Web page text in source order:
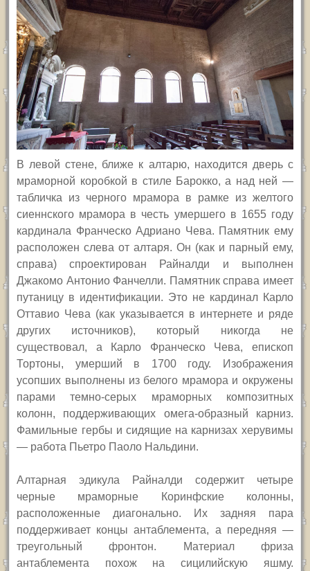
В левой стене, ближе к алтарю, находится дверь с
мраморной коробкой в стиле Барокко, а над ней —
табличка из черного мрамора в рамке из желтого
сиеннского мрамора в честь умершего в 1655 году
кардинала Франческо Адриано Чева. Памятник ему
расположен слева от алтаря. Он (как и парный ему,
справа) спроектирован Райналди и выполнен
Джакомо Антонио Фанчелли. Памятник справа имеет
путаницу в идентификации. Это не кардинал Карло
Оттавио Чева (как указывается в интернете и ряде
других источников), который никогда не
существовал, а Карло Франческо Чева, епископ
Тортоны, умерший в 1700 году. Изображения
усопших выполнены из белого мрамора и окружены
парами темно-серых мраморных композитных
колонн, поддерживающих омега-образный карниз.
Фамильные гербы и сидящие на карнизах херувимы
— работа Пьетро Паоло Нальдини.
Алтарная эдикула Райналди содержит четыре
черные мраморные Коринфские колонны,
расположенные диагонально. Их задняя пара
поддерживает концы антаблемента, а передняя —
треугольный фронтон. Материал фриза
антаблемента похож на сицилийскую яшму.